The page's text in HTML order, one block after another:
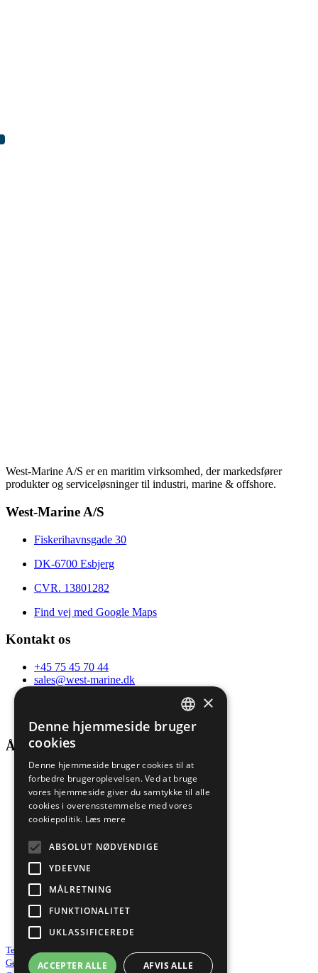
West-Marine A/S er en maritim virksomhed, der markedsfører
produkter og serviceløsninger til industri, marine & offshore.
West-Marine A/S
Fiskerihavnsgade 30
DK-6700 Esbjerg
CVR. 13801282
Find vej med Google Maps
Kontakt os
+45 75 45 70 44
sales@west-marine.dk
Åbningstider
Man-tors
07:00 - 16:00
Fredag
07:00 - 13:30
Lør-søn
Efter aftale
Service året rundt 24/7/365
Terms & Conditions of sale
General Purchasing Conditions
DANISH
×
Denne hjemmeside bruger
cookies
Denne hjemmeside bruger cookies til at
forbedre brugeroplevelsen. Ved at bruge
vores hjemmeside giver du samtykke til alle
cookies i overensstemmelse med vores
cookiepolitik. Læs mere
ABSOLUT NØDVENDIGE
YDEEVNE
MÅLRETNING
FUNKTIONALITET
UKLASSIFICEREDE
ACCEPTER ALLE AFVIS ALLE